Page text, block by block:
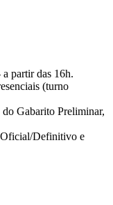
partir das 16h.
(turno
Gabarito Preliminar,
Definitivo e